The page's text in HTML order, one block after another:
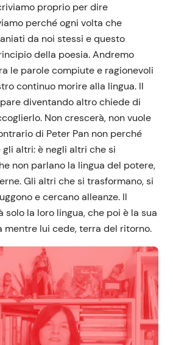
proprio per dire
perché ogni volta che
da noi stessi e questo
della poesia. Andremo
le parole compiute e ragionevoli
continuo morire alla lingua. Il
diventando altro chiede di
Non crescerà, non vuole
di Peter Pan non perché
altri: è negli altri che si
non parlano la lingua del potere,
Gli altri che si trasformano, si
e cercano alleanze. Il
solo la loro lingua, che poi è la sua
mentre lui cede, terra del ritorno.